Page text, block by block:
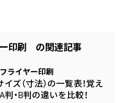
ー印刷 の関連記事
ライヤー印刷
ズ（寸法）の一覧表！覚え
・B判の違いを比較！